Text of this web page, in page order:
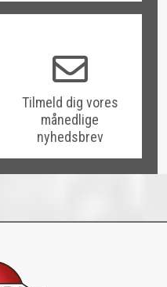
Tilmeld dig vores
månedlige
nyhedsbrev